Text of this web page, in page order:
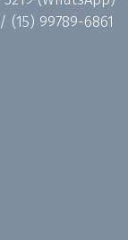
(15) 99789-6861